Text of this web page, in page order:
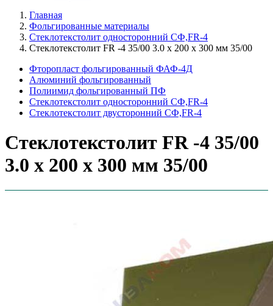
Главная
Фольгированные материалы
Стеклотекстолит односторонний CФ,FR-4
Стеклотекстолит FR -4 35/00 3.0 х 200 х 300 мм 35/00
Фторопласт фольгированный ФАФ-4Д
Алюминий фольгированный
Полиимид фольгированный ПФ
Стеклотекстолит односторонний CФ,FR-4
Стеклотекстолит двусторонний СФ,FR-4
Стеклотекстолит FR -4 35/00
3.0 х 200 х 300 мм 35/00